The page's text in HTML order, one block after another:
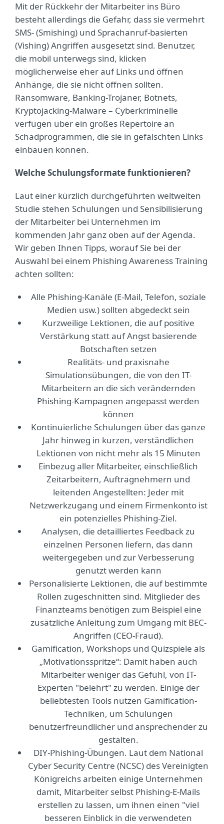
Mit der Rückkehr der Mitarbeiter ins Büro
besteht allerdings die Gefahr, dass sie vermehrt
SMS- (Smishing) und Sprachanruf-basierten
(Vishing) Angriffen ausgesetzt sind. Benutzer,
die mobil unterwegs sind, klicken
möglicherweise eher auf Links und öffnen
Anhänge, die sie nicht öffnen sollten.
Ransomware, Banking-Trojaner, Botnets,
Kryptojacking-Malware – Cyberkriminelle
verfügen über ein großes Repertoire an
Schadprogrammen, die sie in gefälschten Links
einbauen können.
Welche Schulungsformate funktionieren?
Laut einer kürzlich durchgeführten weltweiten
Studie stehen Schulungen und Sensibilisierung
der Mitarbeiter bei Unternehmen im
kommenden Jahr ganz oben auf der Agenda.
Wir geben Ihnen Tipps, worauf Sie bei der
Auswahl bei einem Phishing Awareness Training
achten sollten:
Alle Phishing-Kanäle (E-Mail, Telefon, soziale
Medien usw.) sollten abgedeckt sein
Kurzweilige Lektionen, die auf positive
Verstärkung statt auf Angst basierende
Botschaften setzen
Realitäts- und praxisnahe
Simulationsübungen, die von den IT-
Mitarbeitern an die sich verändernden
Phishing-Kampagnen angepasst werden
können
Kontinuierliche Schulungen über das ganze
Jahr hinweg in kurzen, verständlichen
Lektionen von nicht mehr als 15 Minuten
Einbezug aller Mitarbeiter, einschließlich
Zeitarbeitern, Auftragnehmern und
leitenden Angestellten: Jeder mit
Netzwerkzugang und einem Firmenkonto ist
ein potenzielles Phishing-Ziel.
Analysen, die detailliertes Feedback zu
einzelnen Personen liefern, das dann
weitergegeben und zur Verbesserung
genutzt werden kann
Personalisierte Lektionen, die auf bestimmte
Rollen zugeschnitten sind. Mitglieder des
Finanzteams benötigen zum Beispiel eine
zusätzliche Anleitung zum Umgang mit BEC-
Angriffen (CEO-Fraud).
Gamification, Workshops und Quizspiele als
„Motivationsspritze“: Damit haben auch
Mitarbeiter weniger das Gefühl, von IT-
Experten "belehrt" zu werden. Einige der
beliebtesten Tools nutzen Gamification-
Techniken, um Schulungen
benutzerfreundlicher und ansprechender zu
gestalten.
DIY-Phishing-Übungen. Laut dem National
Cyber Security Centre (NCSC) des Vereinigten
Königreichs arbeiten einige Unternehmen
damit, Mitarbeiter selbst Phishing-E-Mails
erstellen zu lassen, um ihnen einen "viel
besseren Einblick in die verwendeten